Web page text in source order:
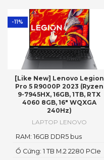
-11%
[Like New] Lenovo Legion
Pro 5 R9000P 2023 (Ryzen
9-7945HX, 16GB, 1TB, RTX
4060 8GB, 16″ WQXGA
240Hz)
LAPTOP LENOVO
Ổ Cứng: 1 TB M.2 2280 PCIe
RAM: 16GB DDR5 bus